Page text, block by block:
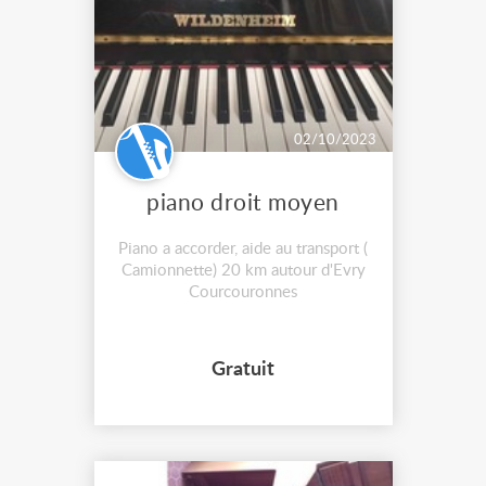
02/10/2023
piano droit moyen
Piano a accorder, aide au transport (
Camionnette) 20 km autour d'Evry
Courcouronnes
Gratuit